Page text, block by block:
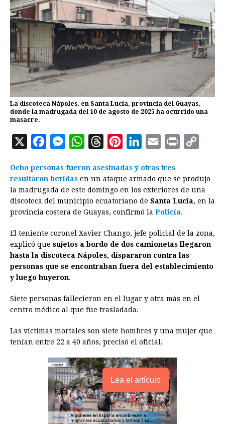
La discoteca Nápoles, en Santa Lucía, provincia del Guayas,
donde la madrugada del 10 de agosto de 2025 ha ocurrido una
masacre.
X
c
e
b
o
o
k
M
s
s
e
n
g
e
W
a
t
s
A
p
p
r
e
a
d
s
n
t
e
r
e
s
t
n
k
e
d
I
n
a
i
l
n
t
y
L
n
k
Ocho personas fueron asesinadas y otras tres
resultaron heridas en un ataque armado que se produjo
la madrugada de este domingo en los exteriores de una
discoteca del municipio ecuatoriano de Santa Lucía, en la
provincia costera de Guayas, confirmó la Policía.
El teniente coronel Xavier Chango, jefe policial de la zona,
explicó que sujetos a bordo de dos camionetas llegaron
hasta la discoteca Nápoles, dispararon contra las
personas que se encontraban fuera del establecimiento
y luego huyeron.
Siete personas fallecieron en el lugar y otra más en el
centro médico al que fue trasladada.
Las víctimas mortales son siete hombres y una mujer que
tenían entre 22 a 40 años, precisó el oficial.
Lea el artículo